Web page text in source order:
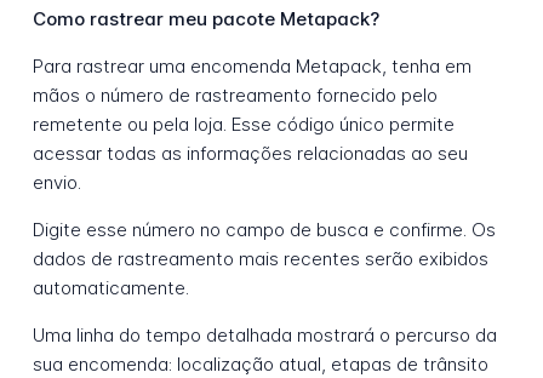
Como rastrear meu pacote Metapack?
Para rastrear uma encomenda Metapack, tenha em
mãos o número de rastreamento fornecido pelo
remetente ou pela loja. Esse código único permite
acessar todas as informações relacionadas ao seu
envio.
Digite esse número no campo de busca e confirme. Os
dados de rastreamento mais recentes serão exibidos
automaticamente.
Uma linha do tempo detalhada mostrará o percurso da
sua encomenda: localização atual, etapas de trânsito